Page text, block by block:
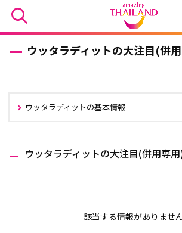
ウッタラディットの大注目(併
ウッタラディットの基本情報
ウッタラディットの大注目(併用専
該当する情報がありませ